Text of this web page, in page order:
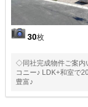
30枚
◇同社完成物件ご案内
コニー♪ LDK+和室で
豊富♪